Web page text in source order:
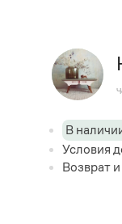
В
Условия
Возврат